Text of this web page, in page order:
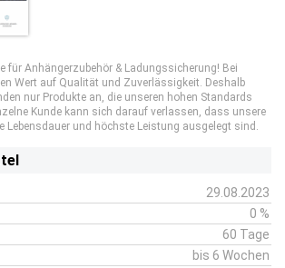
für Anhängerzubehör & Ladungssicherung! Bei
Wert auf Qualität und Zuverlässigkeit. Deshalb
nur Produkte an, die unseren hohen Standards
Kunde kann sich darauf verlassen, dass unsere
Lebensdauer und höchste Leistung ausgelegt sind.
29.08.2023
0 %
60 Tage
bis 6 Wochen